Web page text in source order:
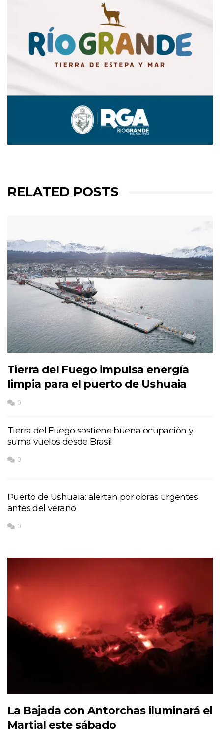
RELATED POSTS
Tierra del Fuego impulsa energía
limpia para el puerto de Ushuaia
0
Tierra del Fuego sostiene buena ocupación y
suma vuelos desde Brasil
0
Puerto de Ushuaia: alertan por obras urgentes
antes del verano
0
La Bajada con Antorchas iluminará el
Martial este sábado